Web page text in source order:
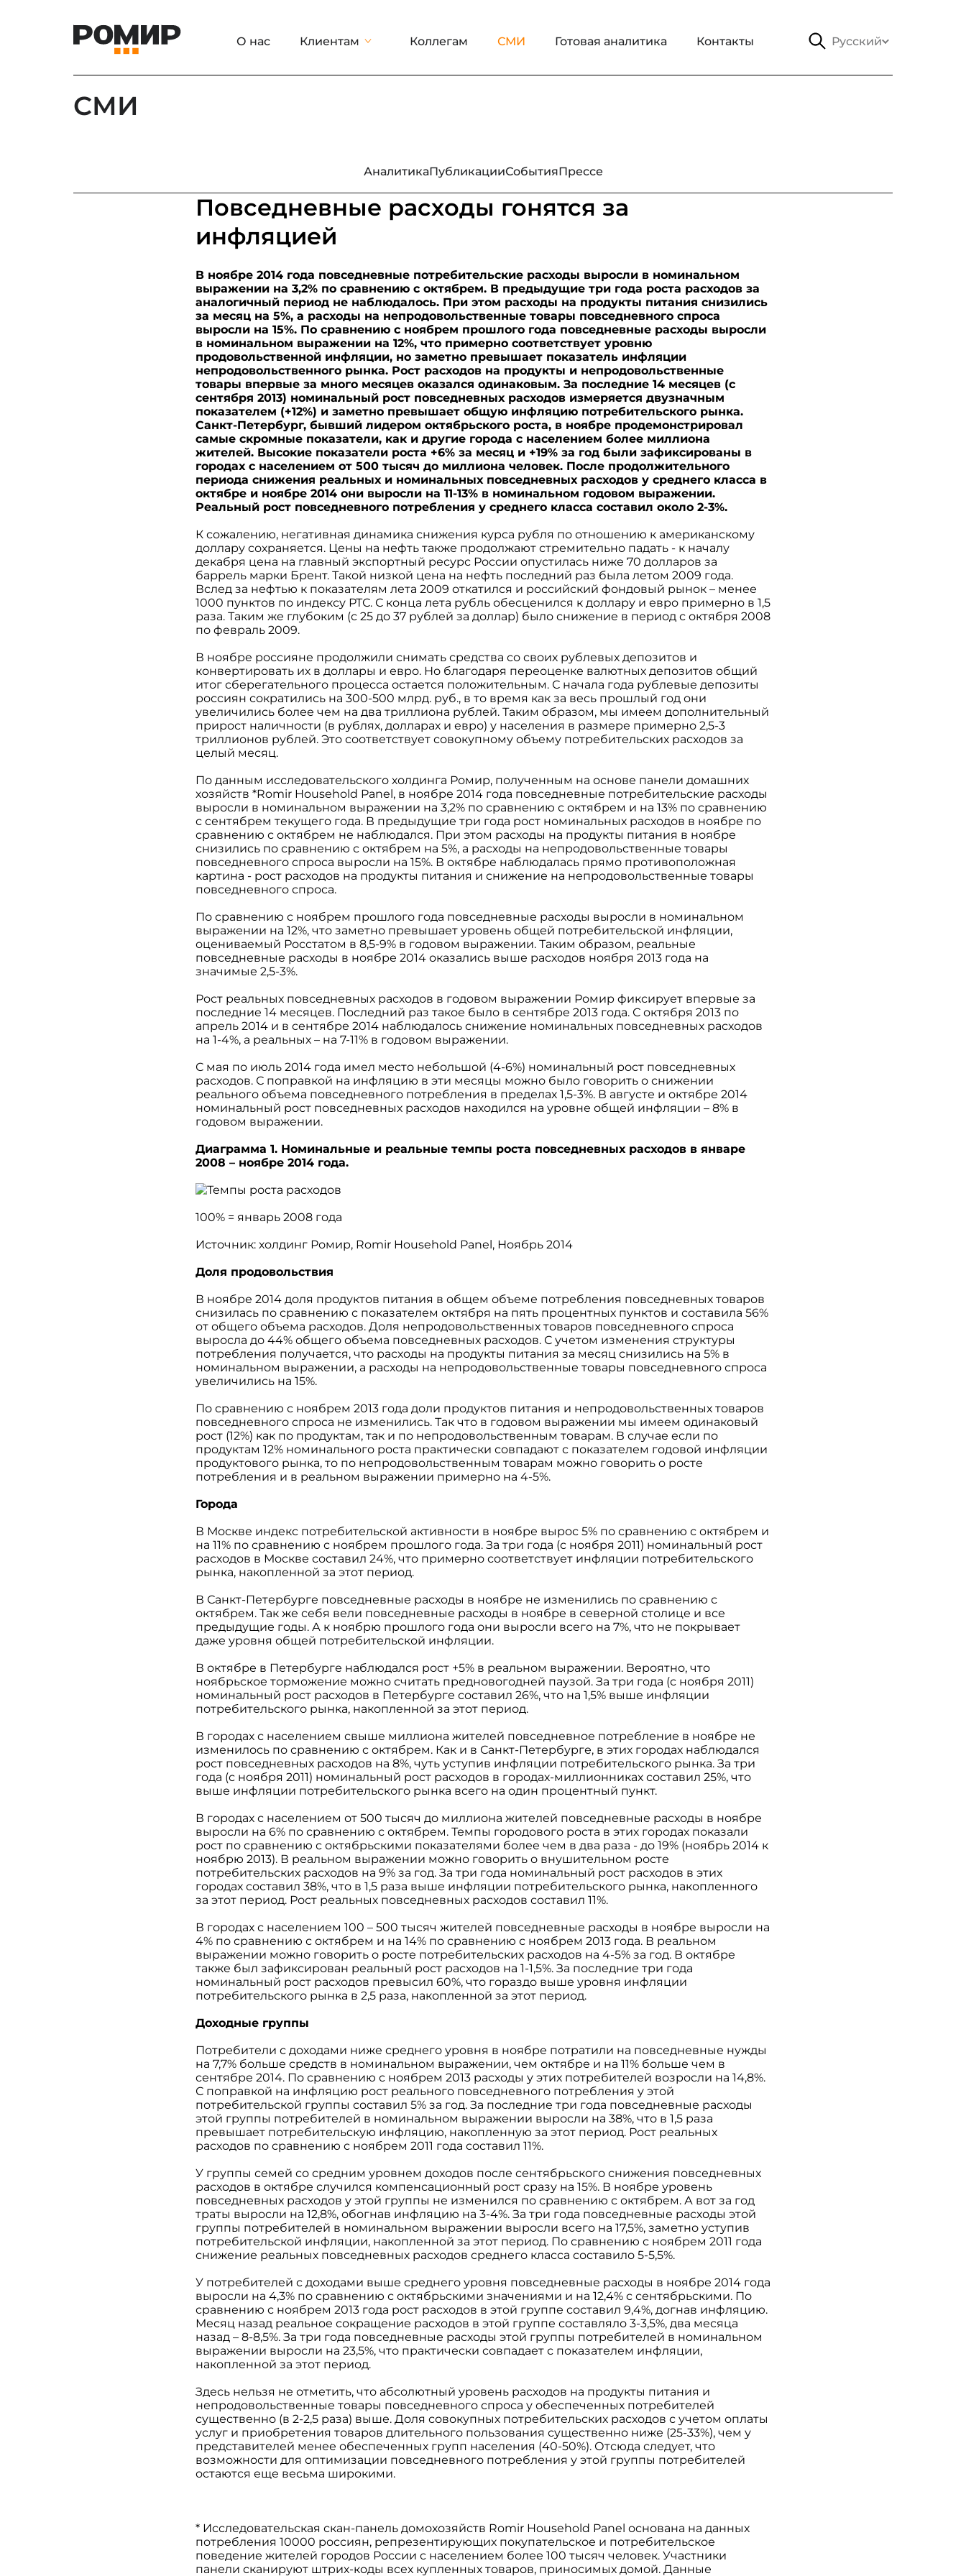
О нас Клиентам Коллегам СМИ Готовая аналитика Контакты Русский
СМИ
АналитикаПубликацииСобытияПрессе
Повседневные расходы гонятся за
инфляцией
В ноябре 2014 года повседневные потребительские расходы выросли в номинальном
выражении на 3,2% по сравнению с октябрем. В предыдущие три года роста расходов за
аналогичный период не наблюдалось. При этом расходы на продукты питания снизились
за месяц на 5%, а расходы на непродовольственные товары повседневного спроса
выросли на 15%. По сравнению с ноябрем прошлого года повседневные расходы выросли
в номинальном выражении на 12%, что примерно соответствует уровню
продовольственной инфляции, но заметно превышает показатель инфляции
непродовольственного рынка. Рост расходов на продукты и непродовольственные
товары впервые за много месяцев оказался одинаковым. За последние 14 месяцев (с
сентября 2013) номинальный рост повседневных расходов измеряется двузначным
показателем (+12%) и заметно превышает общую инфляцию потребительского рынка.
Санкт-Петербург, бывший лидером октябрьского роста, в ноябре продемонстрировал
самые скромные показатели, как и другие города с населением более миллиона
жителей. Высокие показатели роста +6% за месяц и +19% за год были зафиксированы в
городах с населением от 500 тысяч до миллиона человек. После продолжительного
периода снижения реальных и номинальных повседневных расходов у среднего класса в
октябре и ноябре 2014 они выросли на 11-13% в номинальном годовом выражении.
Реальный рост повседневного потребления у среднего класса составил около 2-3%.
К сожалению, негативная динамика снижения курса рубля по отношению к американскому
доллару сохраняется. Цены на нефть также продолжают стремительно падать - к началу
декабря цена на главный экспортный ресурс России опустилась ниже 70 долларов за
баррель марки Брент. Такой низкой цена на нефть последний раз была летом 2009 года.
Вслед за нефтью к показателям лета 2009 откатился и российский фондовый рынок – менее
1000 пунктов по индексу РТС. С конца лета рубль обесценился к доллару и евро примерно в 1,5
раза. Таким же глубоким (с 25 до 37 рублей за доллар) было снижение в период с октября 2008
по февраль 2009.
В ноябре россияне продолжили снимать средства со своих рублевых депозитов и
конвертировать их в доллары и евро. Но благодаря переоценке валютных депозитов общий
итог сберегательного процесса остается положительным. С начала года рублевые депозиты
россиян сократились на 300-500 млрд. руб., в то время как за весь прошлый год они
увеличились более чем на два триллиона рублей. Таким образом, мы имеем дополнительный
прирост наличности (в рублях, долларах и евро) у населения в размере примерно 2,5-3
триллионов рублей. Это соответствует совокупному объему потребительских расходов за
целый месяц.
По данным исследовательского холдинга Ромир, полученным на основе панели домашних
хозяйств *Romir Household Panel, в ноябре 2014 года повседневные потребительские расходы
выросли в номинальном выражении на 3,2% по сравнению с октябрем и на 13% по сравнению
с сентябрем текущего года. В предыдущие три года рост номинальных расходов в ноябре по
сравнению с октябрем не наблюдался. При этом расходы на продукты питания в ноябре
снизились по сравнению с октябрем на 5%, а расходы на непродовольственные товары
повседневного спроса выросли на 15%. В октябре наблюдалась прямо противоположная
картина - рост расходов на продукты питания и снижение на непродовольственные товары
повседневного спроса.
По сравнению с ноябрем прошлого года повседневные расходы выросли в номинальном
выражении на 12%, что заметно превышает уровень общей потребительской инфляции,
оцениваемый Росстатом в 8,5-9% в годовом выражении. Таким образом, реальные
повседневные расходы в ноябре 2014 оказались выше расходов ноября 2013 года на
значимые 2,5-3%.
Рост реальных повседневных расходов в годовом выражении Ромир фиксирует впервые за
последние 14 месяцев. Последний раз такое было в сентябре 2013 года. С октября 2013 по
апрель 2014 и в сентябре 2014 наблюдалось снижение номинальных повседневных расходов
на 1-4%, а реальных – на 7-11% в годовом выражении.
С мая по июль 2014 года имел место небольшой (4-6%) номинальный рост повседневных
расходов. С поправкой на инфляцию в эти месяцы можно было говорить о снижении
реального объема повседневного потребления в пределах 1,5-3%. В августе и октябре 2014
номинальный рост повседневных расходов находился на уровне общей инфляции – 8% в
годовом выражении.
Диаграмма 1. Номинальные и реальные темпы роста повседневных расходов в январе
2008 – ноябре 2014 года.
100% = январь 2008 года
Источник: холдинг Ромир, Romir Household Panel, Ноябрь 2014
Доля продовольствия
В ноябре 2014 доля продуктов питания в общем объеме потребления повседневных товаров
снизилась по сравнению с показателем октября на пять процентных пунктов и составила 56%
от общего объема расходов. Доля непродовольственных товаров повседневного спроса
выросла до 44% общего объема повседневных расходов. С учетом изменения структуры
потребления получается, что расходы на продукты питания за месяц снизились на 5% в
номинальном выражении, а расходы на непродовольственные товары повседневного спроса
увеличились на 15%.
По сравнению с ноябрем 2013 года доли продуктов питания и непродовольственных товаров
повседневного спроса не изменились. Так что в годовом выражении мы имеем одинаковый
рост (12%) как по продуктам, так и по непродовольственным товарам. В случае если по
продуктам 12% номинального роста практически совпадают с показателем годовой инфляции
продуктового рынка, то по непродовольственным товарам можно говорить о росте
потребления и в реальном выражении примерно на 4-5%.
Города
В Москве индекс потребительской активности в ноябре вырос 5% по сравнению с октябрем и
на 11% по сравнению с ноябрем прошлого года. За три года (с ноября 2011) номинальный рост
расходов в Москве составил 24%, что примерно соответствует инфляции потребительского
рынка, накопленной за этот период.
В Санкт-Петербурге повседневные расходы в ноябре не изменились по сравнению с
октябрем. Так же себя вели повседневные расходы в ноябре в северной столице и все
предыдущие годы. А к ноябрю прошлого года они выросли всего на 7%, что не покрывает
даже уровня общей потребительской инфляции.
В октябре в Петербурге наблюдался рост +5% в реальном выражении. Вероятно, что
ноябрьское торможение можно считать предновогодней паузой. За три года (с ноября 2011)
номинальный рост расходов в Петербурге составил 26%, что на 1,5% выше инфляции
потребительского рынка, накопленной за этот период.
В городах с населением свыше миллиона жителей повседневное потребление в ноябре не
изменилось по сравнению с октябрем. Как и в Санкт-Петербурге, в этих городах наблюдался
рост повседневных расходов на 8%, чуть уступив инфляции потребительского рынка. За три
года (с ноября 2011) номинальный рост расходов в городах-миллионниках составил 25%, что
выше инфляции потребительского рынка всего на один процентный пункт.
В городах с населением от 500 тысяч до миллиона жителей повседневные расходы в ноябре
выросли на 6% по сравнению с октябрем. Темпы городового роста в этих городах показали
рост по сравнению с октябрьскими показателями более чем в два раза - до 19% (ноябрь 2014 к
ноябрю 2013). В реальном выражении можно говорить о внушительном росте
потребительских расходов на 9% за год. За три года номинальный рост расходов в этих
городах составил 38%, что в 1,5 раза выше инфляции потребительского рынка, накопленного
за этот период. Рост реальных повседневных расходов составил 11%.
В городах с населением 100 – 500 тысяч жителей повседневные расходы в ноябре выросли на
4% по сравнению с октябрем и на 14% по сравнению с ноябрем 2013 года. В реальном
выражении можно говорить о росте потребительских расходов на 4-5% за год. В октябре
также был зафиксирован реальный рост расходов на 1-1,5%. За последние три года
номинальный рост расходов превысил 60%, что гораздо выше уровня инфляции
потребительского рынка в 2,5 раза, накопленной за этот период.
Доходные группы
Потребители с доходами ниже среднего уровня в ноябре потратили на повседневные нужды
на 7,7% больше средств в номинальном выражении, чем октябре и на 11% больше чем в
сентябре 2014. По сравнению с ноябрем 2013 расходы у этих потребителей возросли на 14,8%.
С поправкой на инфляцию рост реального повседневного потребления у этой
потребительской группы составил 5% за год. За последние три года повседневные расходы
этой группы потребителей в номинальном выражении выросли на 38%, что в 1,5 раза
превышает потребительскую инфляцию, накопленную за этот период. Рост реальных
расходов по сравнению с ноябрем 2011 года составил 11%.
У группы семей со средним уровнем доходов после сентябрьского снижения повседневных
расходов в октябре случился компенсационный рост сразу на 15%. В ноябре уровень
повседневных расходов у этой группы не изменился по сравнению с октябрем. А вот за год
траты выросли на 12,8%, обогнав инфляцию на 3-4%. За три года повседневные расходы этой
группы потребителей в номинальном выражении выросли всего на 17,5%, заметно уступив
потребительской инфляции, накопленной за этот период. По сравнению с ноябрем 2011 года
снижение реальных повседневных расходов среднего класса составило 5-5,5%.
У потребителей с доходами выше среднего уровня повседневные расходы в ноябре 2014 года
выросли на 4,3% по сравнению с октябрьскими значениями и на 12,4% с сентябрьскими. По
сравнению с ноябрем 2013 года рост расходов в этой группе составил 9,4%, догнав инфляцию.
Месяц назад реальное сокращение расходов в этой группе составляло 3-3,5%, два месяца
назад – 8-8,5%. За три года повседневные расходы этой группы потребителей в номинальном
выражении выросли на 23,5%, что практически совпадает с показателем инфляции,
накопленной за этот период.
Здесь нельзя не отметить, что абсолютный уровень расходов на продукты питания и
непродовольственные товары повседневного спроса у обеспеченных потребителей
существенно (в 2-2,5 раза) выше. Доля совокупных потребительских расходов с учетом оплаты
услуг и приобретения товаров длительного пользования существенно ниже (25-33%), чем у
представителей менее обеспеченных групп населения (40-50%). Отсюда следует, что
возможности для оптимизации повседневного потребления у этой группы потребителей
остаются еще весьма широкими.
* Исследовательская скан-панель домохозяйств Romir Household Panel основана на данных
потребления 10000 россиян, репрезентирующих покупательское и потребительское
поведение жителей городов России с населением более 100 тысяч человек. Участники
панели сканируют штрих-коды всех купленных товаров, приносимых домой. Данные